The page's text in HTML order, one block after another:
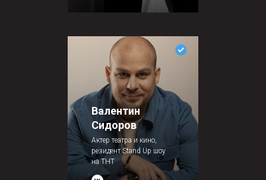
Валентин
Сидоров
Актер театра и кино,
резидент Stand Up шоу
на ТНТ